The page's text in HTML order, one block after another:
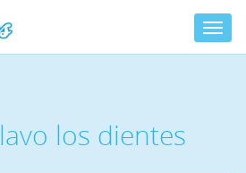
los dientes